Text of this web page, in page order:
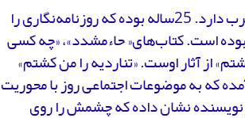
«عترت اسماعیلی» متولد 1356، لیسانس فلسفه غرب دارد. 25ساله بوده که روزنامه‌نگاری را
است. کتاب‌های« حاءمشدد»، «چه کسی
از آثار اوست. «تناردیه را من کشتم»
که به موضوعات اجتماعی روز با محوریت
کوتاه دارد و نویسنده نشان داده که چشمش را روی